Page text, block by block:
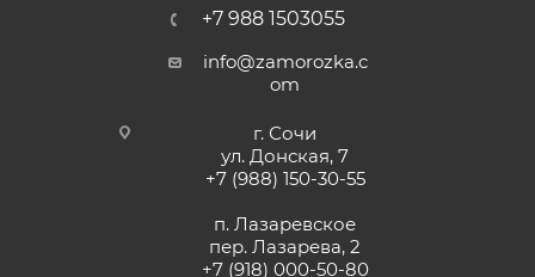
+7 988 1503055
info@zamorozka.c
om
г. Сочи
ул. Донская, 7
+7 (988) 150-30-55
п. Лазаревское
пер. Лазарева, 2
+7 (918) 000-50-80